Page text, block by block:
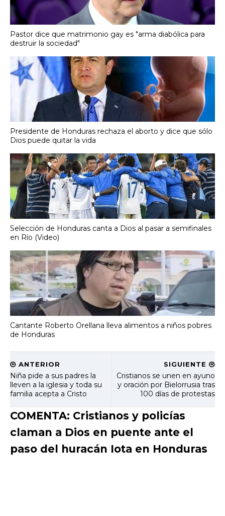
Pastor dice que matrimonio gay es "arma diabólica para
destruir la sociedad"
Presidente de Honduras rechaza el aborto y dice que sólo
Dios puede quitar la vida
Selección de Honduras canta a Dios al pasar a semifinales
en Río (Video)
Cantante Roberto Orellana lleva alimentos a niños pobres
de Honduras
SIGUIENTE
Cristianos se unen en ayuno
y oración por Bielorrusia tras
100 días de protestas
ANTERIOR
Niña pide a sus padres la
lleven a la iglesia y toda su
familia acepta a Cristo
COMENTA: Cristianos y policías
claman a Dios en puente ante el
paso del huracán Iota en Honduras